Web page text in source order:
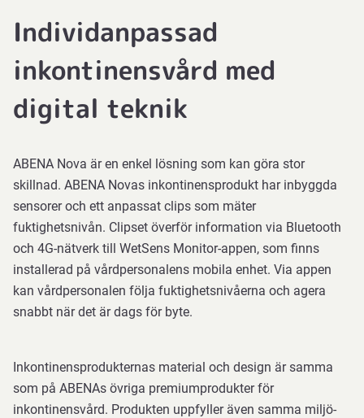
Individanpassad
inkontinensvård med
digital teknik
ABENA Nova är en enkel lösning som kan göra stor
skillnad. ABENA Novas inkontinensprodukt har inbyggda
sensorer och ett anpassat clips som mäter
fuktighetsnivån. Clipset överför information via Bluetooth
och 4G-nätverk till WetSens Monitor-appen, som finns
installerad på vårdpersonalens mobila enhet. Via appen
kan vårdpersonalen följa fuktighetsnivåerna och agera
snabbt när det är dags för byte.
Inkontinensprodukternas material och design är samma
som på ABENAs övriga premiumprodukter för
inkontinensvård. Produkten uppfyller även samma miljö-